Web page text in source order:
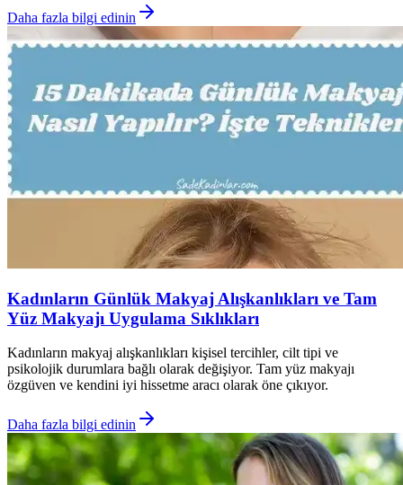
Daha fazla bilgi edinin
Kadınların Günlük Makyaj Alışkanlıkları ve Tam
Yüz Makyajı Uygulama Sıklıkları
Kadınların makyaj alışkanlıkları kişisel tercihler, cilt tipi ve
psikolojik durumlara bağlı olarak değişiyor. Tam yüz makyajı
özgüven ve kendini iyi hissetme aracı olarak öne çıkıyor.
Daha fazla bilgi edinin